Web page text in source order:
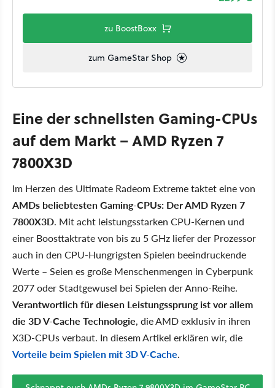
zu BoostBoxx
zum GameStar Shop
Eine der schnellsten Gaming-CPUs
auf dem Markt – AMD Ryzen 7
7800X3D
Im Herzen des Ultimate Radeom Extreme taktet eine von
AMDs beliebtesten Gaming-CPUs: Der AMD Ryzen 7
7800X3D. Mit acht leistungsstarken CPU-Kernen und
einer Boosttaktrate von bis zu 5 GHz liefer der Prozessor
auch in den CPU-Hungrigsten Spielen beeindruckende
Werte – Seien es große Menschenmengen in Cyberpunk
2077 oder Stadtgewusel bei Spielen der Anno-Reihe.
Verantwortlich für diesen Leistungssprung ist vor allem
die 3D V-Cache Technologie, die AMD exklusiv in ihren
X3D-CPUs verbaut. In diesem Artikel erklären wir, die
Vorteile beim Spielen mit 3D V-Cache.